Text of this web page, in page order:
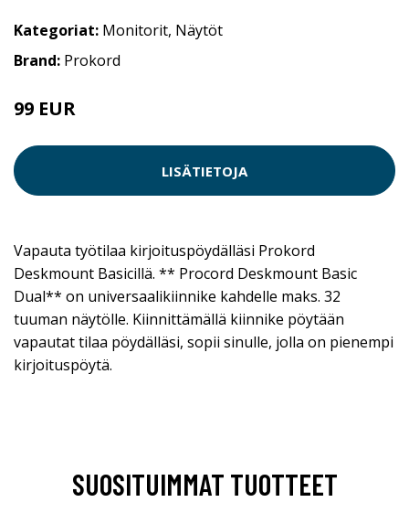
Kategoriat: Monitorit, Näytöt
Brand: Prokord
99 EUR
LISÄTIETOJA
Vapauta työtilaa kirjoituspöydälläsi Prokord
Deskmount Basicillä. ** Procord Deskmount Basic
Dual** on universaalikiinnike kahdelle maks. 32
tuuman näytölle. Kiinnittämällä kiinnike pöytään
vapautat tilaa pöydälläsi, sopii sinulle, jolla on pienempi
kirjoituspöytä.
SUOSITUIMMAT TUOTTEET